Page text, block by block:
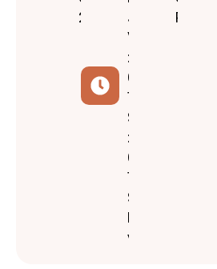
22
Jeudi-
Vendredi
:
09h00-
19h00
Samedi
:
09h00-
17h00
Sur
Rendez-
vous
Pessac